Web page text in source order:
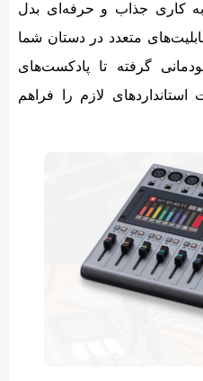
کاری جذاب و حرفه‌ای بدل
متعدد در دستان شما
گرفته تا پادکست‌های
لازم را فراهم